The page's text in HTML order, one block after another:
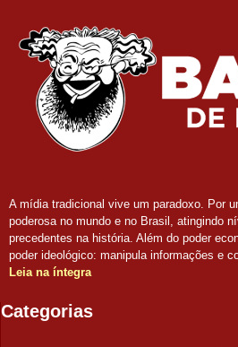
A mídia tradicional vive um paradoxo. Por
poderosa no mundo e no Brasil, atingindo
precedentes na história. Além do poder
poder ideológico: manipula informações e
Leia na íntegra
Categorias